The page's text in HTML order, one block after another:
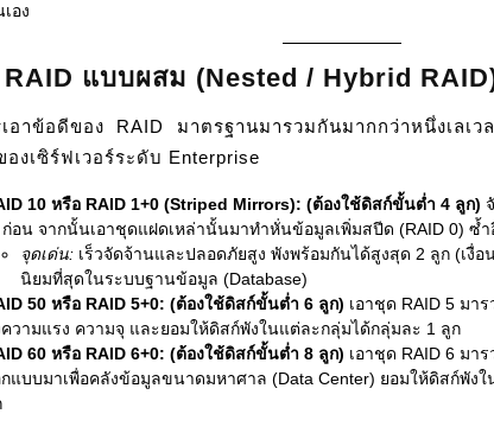
อง
แบบผสม (Nested / Hybrid
อาข้อดีของ RAID มาตรฐานมารวมกันมากกว่าหนึ่งเลเ
งเซิร์ฟเวอร์ระดับ Enterprise
10 หรือ RAID 1+0 (Striped Mirrors): (ต้องใช้ดิสก์ขั้นต่ำ 4 ลูก)
ก่อน จากนั้นเอาชุดแฝดเหล่านั้นมาทำหั่นข้อมูลเพิ่มสปีด (RAID 0) ซ้ำ
จุดเด่น: เร็วจัดจ้านและปลอดภัยสูง พังพร้อมกันได้สูงสุด 2 ลูก (เงื่
นิยมที่สุดในระบบฐานข้อมูล (Database)
50 หรือ RAID 5+0: (ต้องใช้ดิสก์ขั้นต่ำ 6 ลูก) เอาชุด RAID 5 มา
วามแรง ความจุ และยอมให้ดิสก์พังในแต่ละกลุ่มได้กลุ่มละ 1 ลูก
60 หรือ RAID 6+0: (ต้องใช้ดิสก์ขั้นต่ำ 8 ลูก) เอาชุด RAID 6 มา
กแบบมาเพื่อคลังข้อมูลขนาดมหาศาล (Data Center) ยอมให้ดิสก์พัง